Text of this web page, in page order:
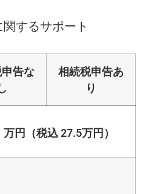
するサポート
告な
相続税申告あ
り
万円（税込 27.5万円）